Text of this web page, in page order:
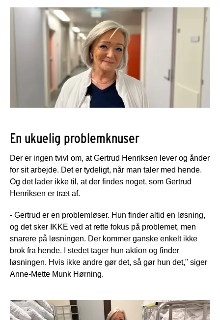
En ukuelig problemknuser
Der er ingen tvivl om, at Gertrud Henriksen lever og ånder
for sit arbejde. Det er tydeligt, når man taler med hende.
Og det lader ikke til, at der findes noget, som Gertrud
Henriksen er træt af.
- Gertrud er en problemløser. Hun finder altid en løsning,
og det sker IKKE ved at rette fokus på problemet, men
snarere på løsningen. Der kommer ganske enkelt ikke
brok fra hende. I stedet tager hun aktion og finder
løsningen. Hvis ikke andre gør det, så gør hun det," siger
Anne-Mette Munk Hørning.